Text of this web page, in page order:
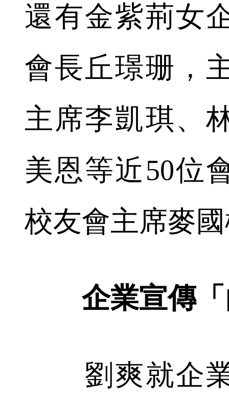
還有金紫荊女
會長丘璟珊，
主席李凱琪、
美恩等近50位
校友會主席麥
企業宣傳
劉爽就企業